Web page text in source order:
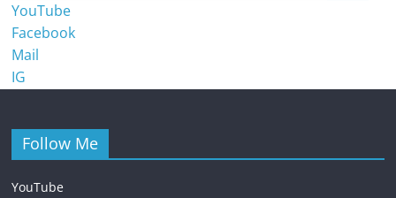
YouTube
Facebook
Mail
IG
Follow Me
YouTube